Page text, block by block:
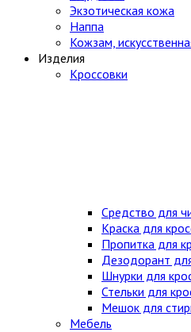
Экзотическая кожа
Наппа
Кожзам,
Изделия
Кроссовки
Средство для
Краска для
Пропитка для
Дезодорант
Шнурки для
Стельки для
Мешок для
Мебель